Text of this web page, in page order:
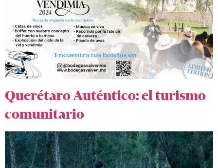
Querétaro Auténtico: el turismo
comunitario